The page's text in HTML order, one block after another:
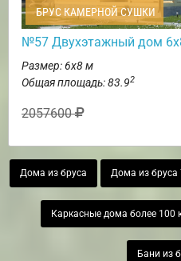
БРУС КАМЕРНОЙ СУШКИ
№57 Двухэтажный дом
Размер: 6х8 м
Общая площадь: 83.92
2057600
Дома из бруса Дома из бруса
Каркасные дома более 100
Бани из